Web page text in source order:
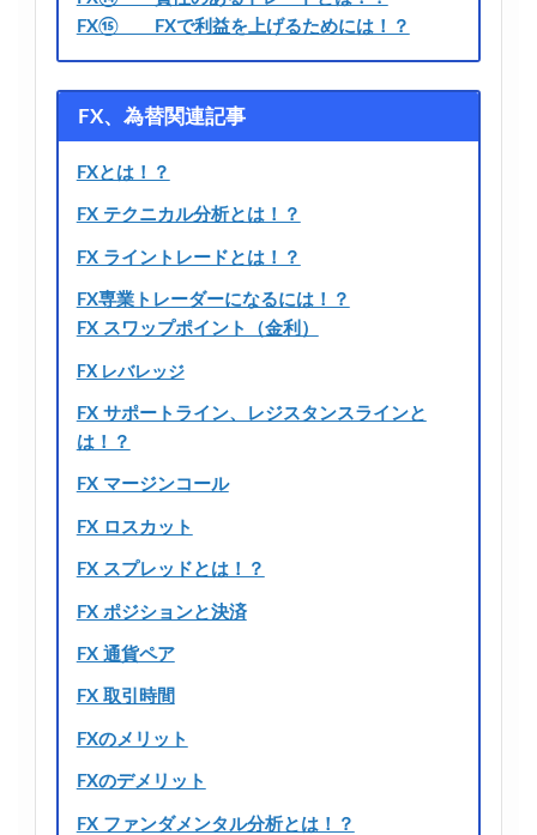
FX⑮ FXで利益を上げるためには！？
FX、為替関連記事
FXとは！？
FX テクニカル分析とは！？
FX ライントレードとは！？
FX専業トレーダーになるには！？
FX スワップポイント（金利）
FX レバレッジ
FX サポートライン、レジスタンスラインと
は！？
FX マージンコール
FX ロスカット
FX スプレッドとは！？
FX ポジションと決済
FX 通貨ペア
FX 取引時間
FXのメリット
FXのデメリット
FX ファンダメンタル分析とは！？